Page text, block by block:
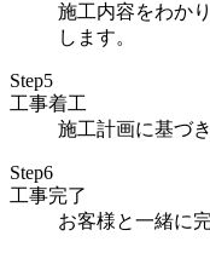
施工内容をわか
します。
Step5
工事着工
施工計画に基づ
Step6
工事完了
お客様と一緒に